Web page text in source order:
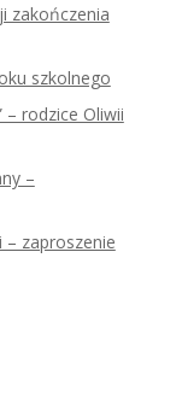
zakończenia
szkolnego
– rodzice Oliwii
–
– zaproszenie